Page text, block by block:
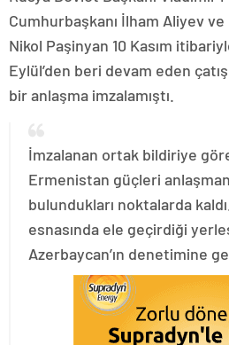
Cumhurbaşkanı İlham Aliyev
Nikol Paşinyan 10 Kasım
Eylül’den beri devam eden
bir anlaşma imzalamıştı.
İmzalanan ortak bildiriye
Ermenistan güçleri
bulundukları noktalarda
esnasında ele geçirdiği
Azerbaycan’ın denetimine